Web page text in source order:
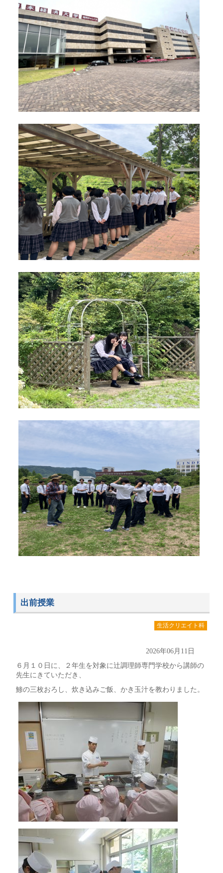
出前授業
生活クリエイト科
2026年06月11日
６月１０日に、２年生を対象に辻調理師専門学校から講師の
先生にきていただき、
鯵の三枚おろし、炊き込みご飯、かき玉汁を教わりました。